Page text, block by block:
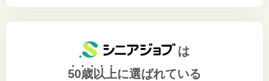
は
50歳以上に選ばれている